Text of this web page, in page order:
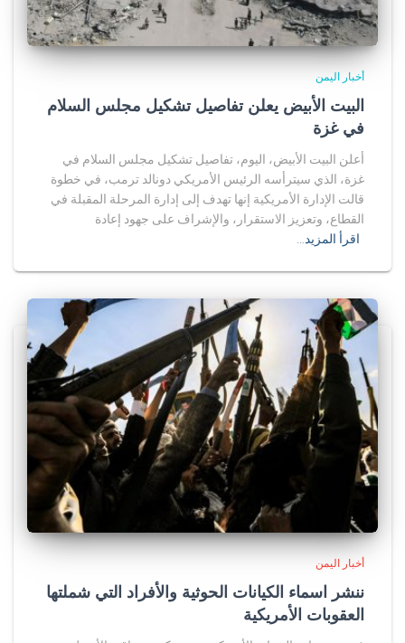
أخبار اليمن
البيت الأبيض يعلن تفاصيل تشكيل مجلس السلام
في غزة
أعلن البيت الأبيض، اليوم، تفاصيل تشكيل مجلس السلام في
غزة، الذي سيترأسه الرئيس الأمريكي دونالد ترمب، في خطوة
قالت الإدارة الأمريكية إنها تهدف إلى إدارة المرحلة المقبلة في
القطاع، وتعزيز الاستقرار، والإشراف على جهود إعادة
اقرأ المزيد…
أخبار اليمن
ننشر اسماء الكيانات الحوثية والأفراد التي شملتها
العقوبات الأمريكية